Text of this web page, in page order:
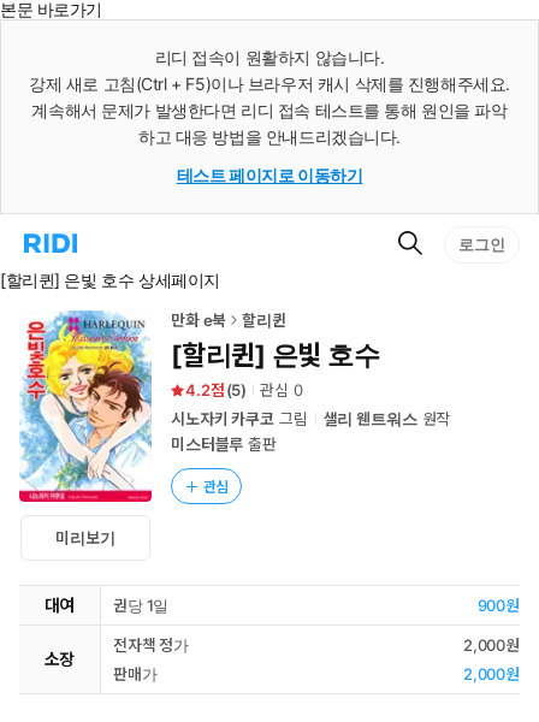
본문 바로가기
리디 접속이 원활하지 않습니다.
강제 새로 고침(Ctrl + F5)이나 브라우저 캐시 삭제를 진행해주세요.
계속해서 문제가 발생한다면 리디 접속 테스트를 통해 원인을 파악
하고 대응 방법을 안내드리겠습니다.
테스트 페이지로 이동하기
리
홈
로
이
동
검
로그인
[할리퀸] 은빛 호수 상세페이지
미리보기
만화 e북 할리퀸
[할리퀸] 은빛 호수
4.2 (5) 관심 0
시노자키 카쿠코그림 샐리 웬트워스원작
미스터블루 출판
관심
대여 권당 1일 900원
소장
전자책 정가
2,000원
판매가
2,000원